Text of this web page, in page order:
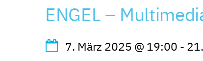
ENGEL –
7. März 2025 @ 19:00 -